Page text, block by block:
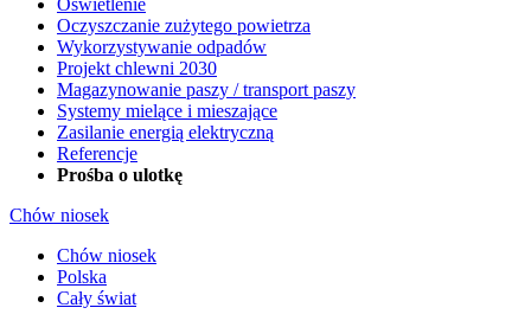
Oczyszczanie zużytego powietrza
Wykorzystywanie odpadów
Projekt chlewni 2030
Magazynowanie paszy / transport paszy
Systemy mielące i mieszające
Zasilanie energią elektryczną
Referencje
Prośba o ulotkę
Chów niosek
Chów niosek
Polska
Cały świat